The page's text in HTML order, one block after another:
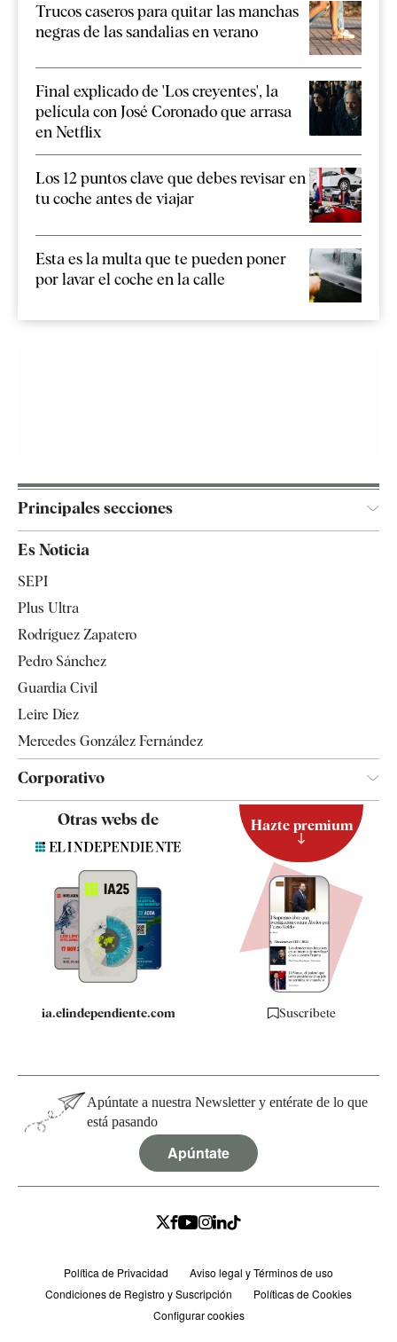
Trucos caseros para quitar las manchas
negras de las sandalias en verano
Final explicado de 'Los creyentes', la
película con José Coronado que arrasa
en Netflix
Los 12 puntos clave que debes revisar en
tu coche antes de viajar
Esta es la multa que te pueden poner
por lavar el coche en la calle
Principales secciones
España
Televisión
Es Noticia
SEPI
Plus Ultra
Rodríguez Zapatero
Pedro Sánchez
Guardia Civil
Leire Díez
Mercedes González Fernández
Corporativo
Contacto
Quiénes somos
Especificaciones
Otras webs de
ia.elindependiente.com
Hazte premium
Suscríbete
Apúntate a nuestra Newsletter y entérate de lo que
está pasando
Apúntate
Política de Privacidad
Aviso legal y Términos de uso
Condiciones de Registro y Suscripción
Políticas de Cookies
Configurar cookies